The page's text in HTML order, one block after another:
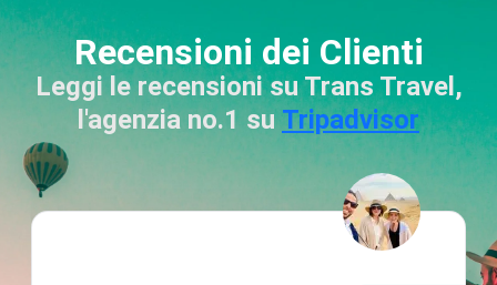
Recensioni dei Clienti
Leggi le recensioni su Trans Travel,
l'agenzia no.1 suTripadvisor